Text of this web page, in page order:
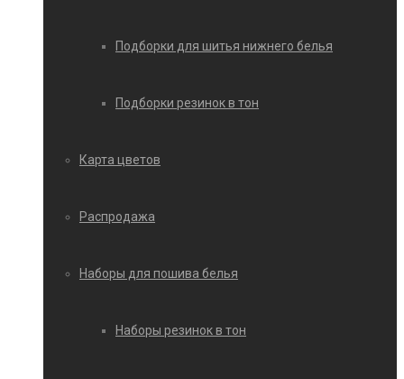
Подборки для шитья нижнего белья
Подборки резинок в тон
Карта цветов
Распродажа
Наборы для пошива белья
Наборы резинок в тон